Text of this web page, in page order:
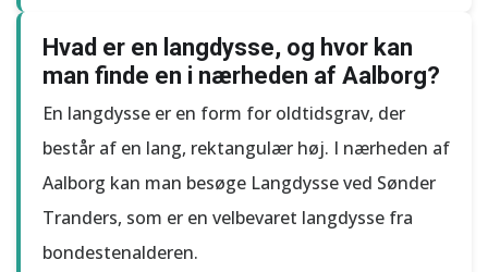
Hvad er en langdysse, og hvor kan
man finde en i nærheden af Aalborg?
En langdysse er en form for oldtidsgrav, der
består af en lang, rektangulær høj. I nærheden af
Aalborg kan man besøge Langdysse ved Sønder
Tranders, som er en velbevaret langdysse fra
bondestenalderen.